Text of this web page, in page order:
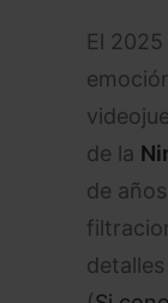
El
de la
de